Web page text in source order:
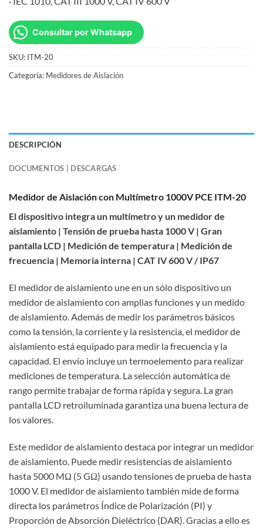
Consultar por Whatsapp
SKU: ITM-20
Categoría: Medidores de Aislación
DESCRIPCIÓN
DOCUMENTOS | DESCARGAS
Medidor de Aislación con Multímetro 1000V PCE ITM-20
El dispositivo integra un multímetro y un medidor de
aislamiento | Tensión de prueba hasta 1000 V | Gran
pantalla LCD | Medición de temperatura | Medición de
frecuencia | Memoria interna | CAT IV 600 V / IP67
El medidor de aislamiento une en un sólo dispositivo un
medidor de aislamiento con amplias funciones y un medido
de aislamiento. Además de medir los parámetros básicos
como la tensión, la corriente y la resistencia, el medidor de
aislamiento está equipado para medir la frecuencia y la
capacidad. El envío incluye un termoelemento para realizar
mediciones de temperatura. La selección automática de
rango permite trabajar de forma rápida y segura. La gran
pantalla LCD retroiluminada garantiza una buena lectura de
los valores.
Este medidor de aislamiento destaca por integrar un medidor
de aislamiento. Puede medir resistencias de aislamiento
hasta 5000 MΩ (5 GΩ) usando tensiones de prueba de hasta
1000 V. El medidor de aislamiento también mide de forma
directa los parámetros Índice de Polarización (PI) y
Proporción de Absorción Dieléctrico (DAR). Gracias a ello es